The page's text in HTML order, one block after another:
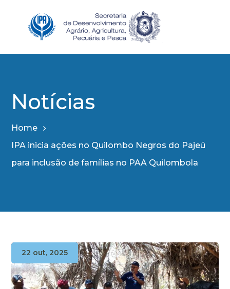
Notícias
Home
IPA inicia ações no Quilombo Negros do Pajeú
para inclusão de famílias no PAA Quilombola
22 out, 2025